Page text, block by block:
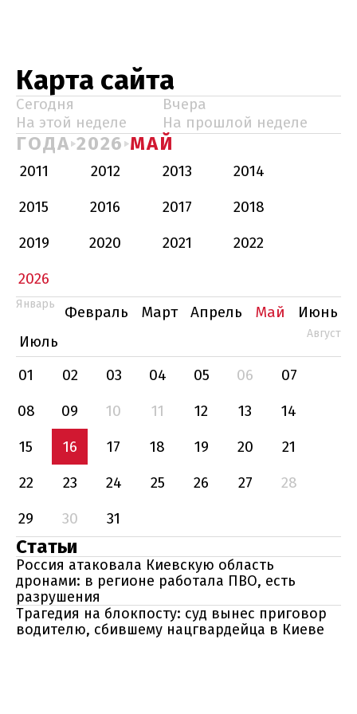
Карта сайта
Сегодня
Вчера
На этой неделе
На прошлой неделе
ГОДА 2026 МАЙ
2011 2012 2013
2014
2015
2016 2017
2018
2019
2020 2021
2022
2026
Январь Февраль Март Апрель Май
Июнь
Июль
Август
01 02 03 04 05 06
07
08
09 10 11 12 13
14
15
16 17 18 19 20
21
22
23 24 25 26 27
28
29
30 31
Статьи
Россия атаковала Киевскую область
дронами: в регионе работала ПВО, есть
разрушения
Трагедия на блокпосту: суд вынес приговор
водителю, сбившему нацгвардейца в Киеве